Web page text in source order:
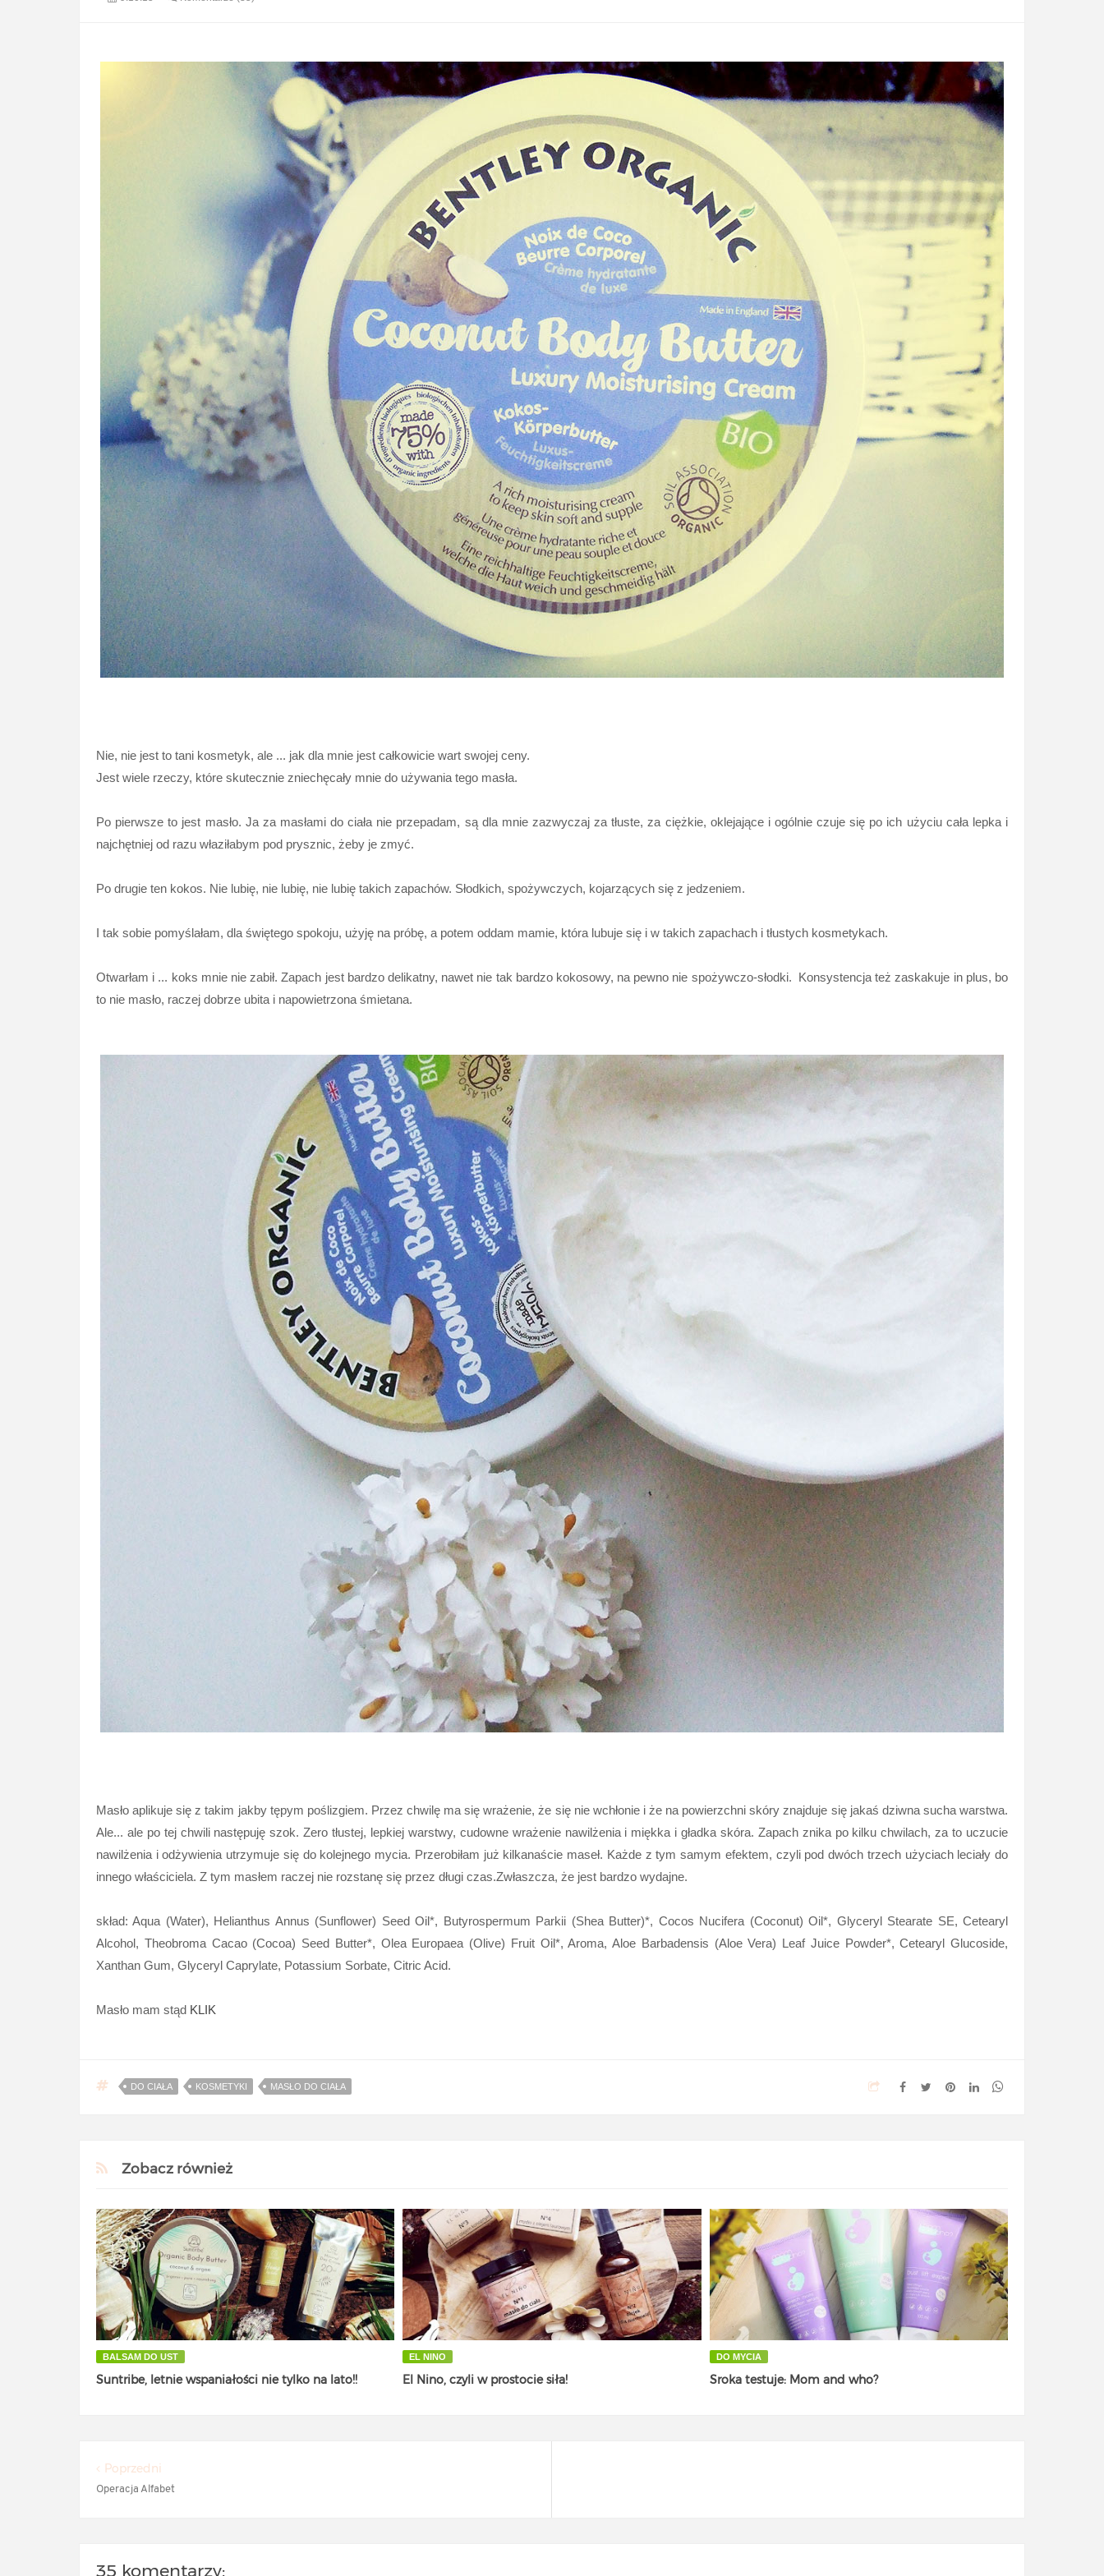
Nie, nie jest to tani kosmetyk, ale ... jak dla mnie jest całkowicie wart swojej ceny.
Jest wiele rzeczy, które skutecznie zniechęcały mnie do używania tego masła.
Po pierwsze to jest masło. Ja za masłami do ciała nie przepadam, są dla mnie zazwyczaj za tłuste, za ciężkie, oklejające i ogólnie czuje się po ich użyciu cała lepka i
najchętniej od razu właziłabym pod prysznic, żeby je zmyć.
Po drugie ten kokos. Nie lubię, nie lubię, nie lubię takich zapachów. Słodkich, spożywczych, kojarzących się z jedzeniem.
I tak sobie pomyślałam, dla świętego spokoju, użyję na próbę, a potem oddam mamie, która lubuje się i w takich zapachach i tłustych kosmetykach.
Otwarłam i ... koks mnie nie zabił. Zapach jest bardzo delikatny, nawet nie tak bardzo kokosowy, na pewno nie spożywczo-słodki. Konsystencja też zaskakuje in plus, bo
to nie masło, raczej dobrze ubita i napowietrzona śmietana.
Masło aplikuje się z takim jakby tępym poślizgiem. Przez chwilę ma się wrażenie, że się nie wchłonie i że na powierzchni skóry znajduje się jakaś dziwna sucha warstwa.
Ale... ale po tej chwili następuję szok. Zero tłustej, lepkiej warstwy, cudowne wrażenie nawilżenia i miękka i gładka skóra. Zapach znika po kilku chwilach, za to uczucie
nawilżenia i odżywienia utrzymuje się do kolejnego mycia. Przerobiłam już kilkanaście maseł. Każde z tym samym efektem, czyli pod dwóch trzech użyciach leciały do
innego właściciela. Z tym masłem raczej nie rozstanę się przez długi czas.Zwłaszcza, że jest bardzo wydajne.
skład: Aqua (Water), Helianthus Annus (Sunflower) Seed Oil*, Butyrospermum Parkii (Shea Butter)*, Cocos Nucifera (Coconut) Oil*, Glyceryl Stearate SE, Cetearyl
Alcohol, Theobroma Cacao (Cocoa) Seed Butter*, Olea Europaea (Olive) Fruit Oil*, Aroma, Aloe Barbadensis (Aloe Vera) Leaf Juice Powder*, Cetearyl Glucoside,
Xanthan Gum, Glyceryl Caprylate, Potassium Sorbate, Citric Acid.
Masło mam stąd KLIK
DO CIAŁA KOSMETYKI MASŁO DO CIAŁA
Zobacz również
BALSAM DO UST
Suntribe, letnie wspaniałości nie tylko na lato!!
EL NINO
El Nino, czyli w prostocie siła!
DO MYCIA
Sroka testuje: Mom and who?
Poprzedni
Operacja Alfabet
35 komentarzy: